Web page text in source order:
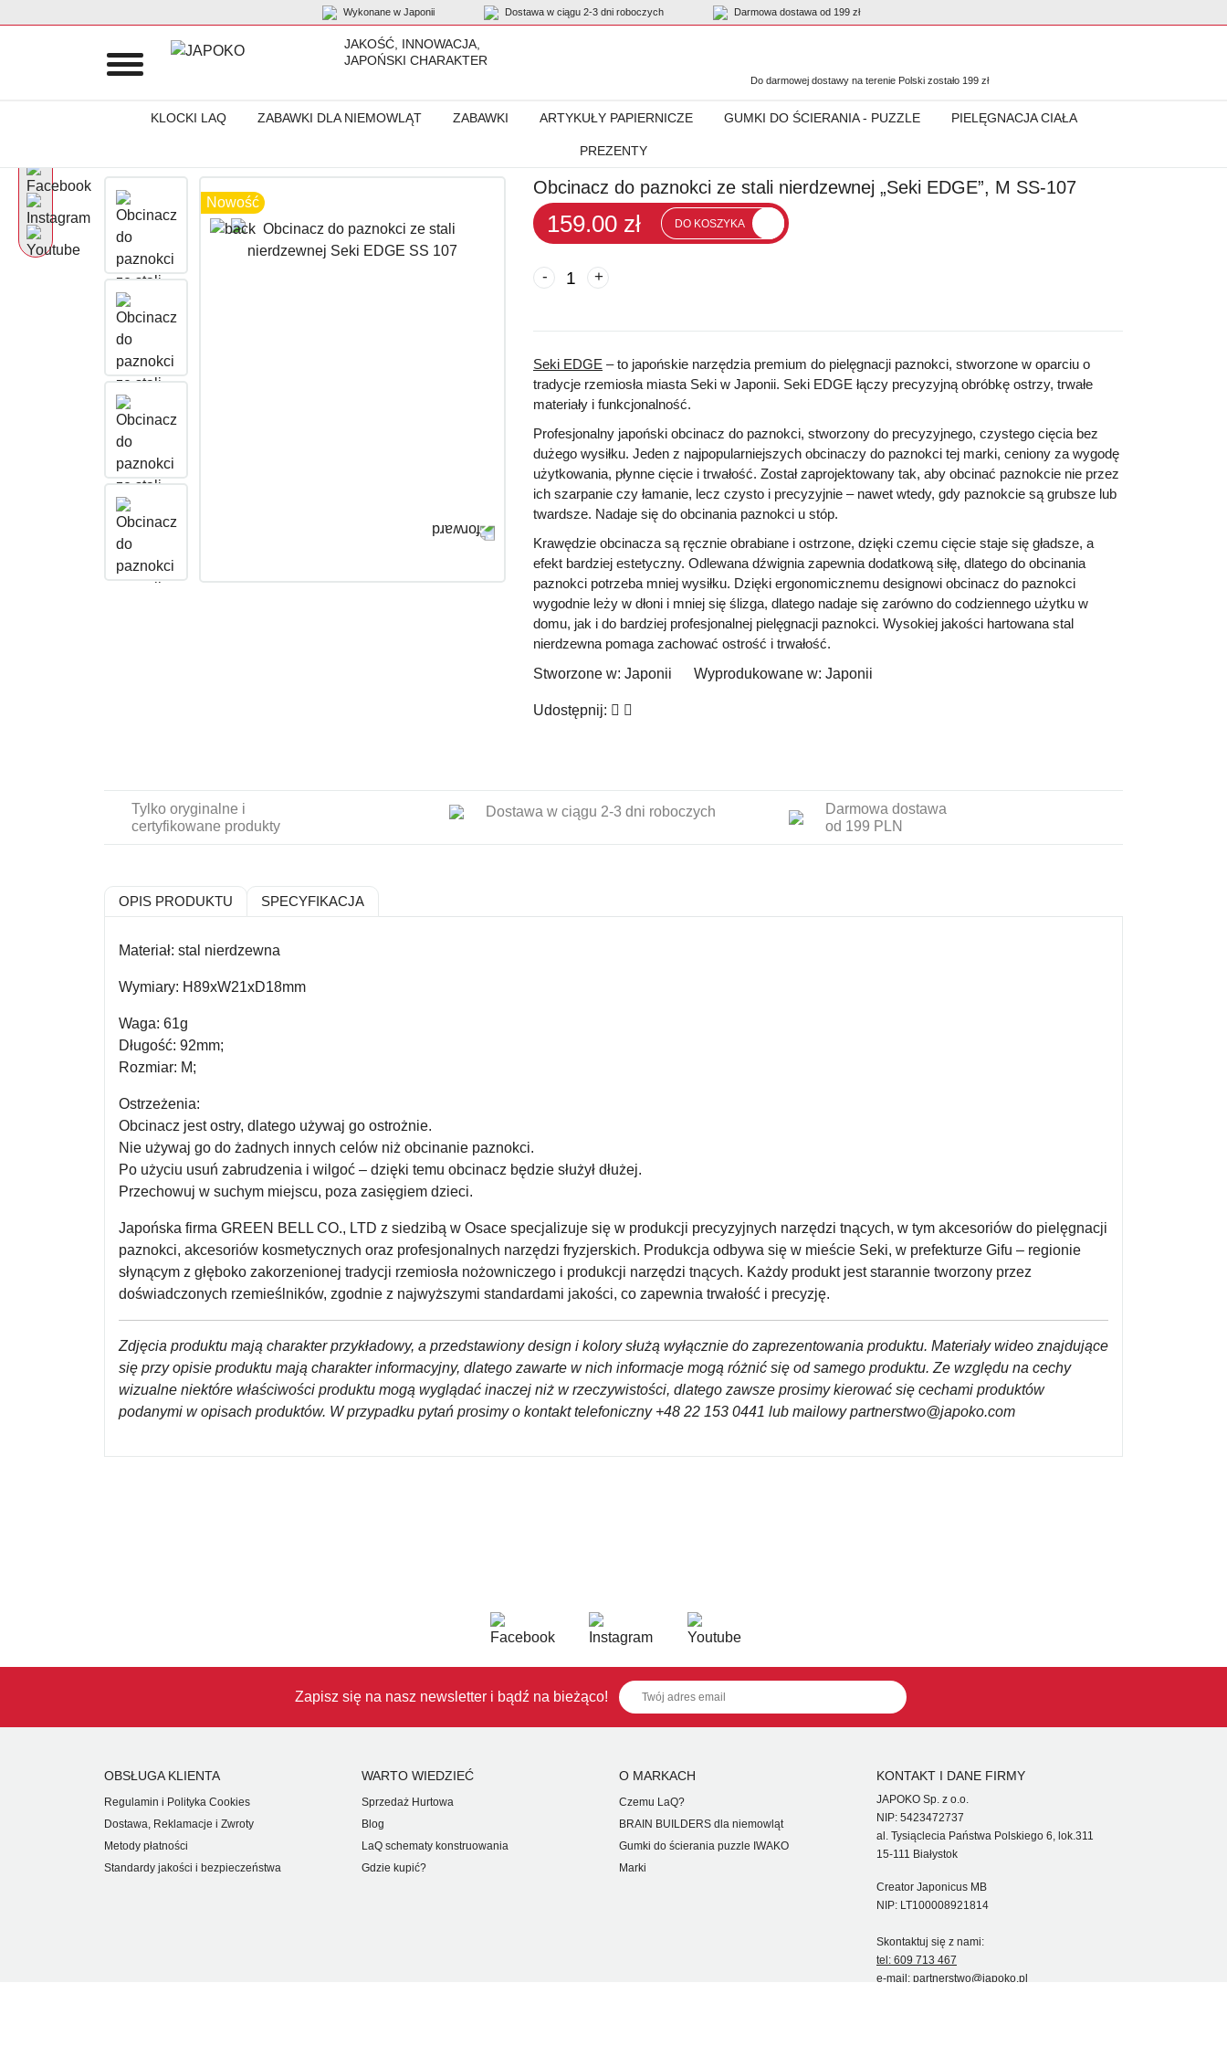
Wykonane w Japonii Dostawa w ciągu 2-3 dni roboczych Darmowa dostawa od 199 zł
JAKOŚĆ, INNOWACJA,
JAPOŃSKI CHARAKTER
Do darmowej dostawy na terenie Polski zostało 199 zł
KLOCKI LAQ ZABAWKI DLA NIEMOWLĄT ZABAWKI ARTYKUŁY PAPIERNICZE GUMKI DO ŚCIERANIA - PUZZLE PIELĘGNACJA CIAŁA
PREZENTY
Obcinacz do paznokci ze stali nierdzewnej „Seki EDGE”, M SS-107
Nowość
Obcinacz do paznokci ze stali nierdzewnej „Seki EDGE”, M SS-107
159.00 zł DO KOSZYKA
- +
Seki EDGE – to japońskie narzędzia premium do pielęgnacji paznokci, stworzone w oparciu o
tradycje rzemiosła miasta Seki w Japonii. Seki EDGE łączy precyzyjną obróbkę ostrzy, trwałe
materiały i funkcjonalność.
Profesjonalny japoński obcinacz do paznokci, stworzony do precyzyjnego, czystego cięcia bez
dużego wysiłku. Jeden z najpopularniejszych obcinaczy do paznokci tej marki, ceniony za wygodę
użytkowania, płynne cięcie i trwałość. Został zaprojektowany tak, aby obcinać paznokcie nie przez
ich szarpanie czy łamanie, lecz czysto i precyzyjnie – nawet wtedy, gdy paznokcie są grubsze lub
twardsze. Nadaje się do obcinania paznokci u stóp.
Krawędzie obcinacza są ręcznie obrabiane i ostrzone, dzięki czemu cięcie staje się gładsze, a
efekt bardziej estetyczny. Odlewana dźwignia zapewnia dodatkową siłę, dlatego do obcinania
paznokci potrzeba mniej wysiłku. Dzięki ergonomicznemu designowi obcinacz do paznokci
wygodnie leży w dłoni i mniej się ślizga, dlatego nadaje się zarówno do codziennego użytku w
domu, jak i do bardziej profesjonalnej pielęgnacji paznokci. Wysokiej jakości hartowana stal
nierdzewna pomaga zachować ostrość i trwałość.
Stworzone w: Japonii Wyprodukowane w: Japonii
Udostępnij:
Tylko oryginalne i
certyfikowane produkty
Dostawa w ciągu 2-3 dni roboczych
Darmowa dostawa
od 199 PLN
OPIS PRODUKTU SPECYFIKACJA
Materiał: stal nierdzewna
Wymiary: H89xW21xD18mm
Waga: 61g
Długość: 92mm;
Rozmiar: M;
Ostrzeżenia:
Obcinacz jest ostry, dlatego używaj go ostrożnie.
Nie używaj go do żadnych innych celów niż obcinanie paznokci.
Po użyciu usuń zabrudzenia i wilgoć – dzięki temu obcinacz będzie służył dłużej.
Przechowuj w suchym miejscu, poza zasięgiem dzieci.
Japońska firma GREEN BELL CO., LTD z siedzibą w Osace specjalizuje się w produkcji precyzyjnych narzędzi tnących, w tym akcesoriów do pielęgnacji
paznokci, akcesoriów kosmetycznych oraz profesjonalnych narzędzi fryzjerskich. Produkcja odbywa się w mieście Seki, w prefekturze Gifu – regionie
słynącym z głęboko zakorzenionej tradycji rzemiosła nożowniczego i produkcji narzędzi tnących. Każdy produkt jest starannie tworzony przez
doświadczonych rzemieślników, zgodnie z najwyższymi standardami jakości, co zapewnia trwałość i precyzję.
Zdjęcia produktu mają charakter przykładowy, a przedstawiony design i kolory służą wyłącznie do zaprezentowania produktu. Materiały wideo znajdujące
się przy opisie produktu mają charakter informacyjny, dlatego zawarte w nich informacje mogą różnić się od samego produktu. Ze względu na cechy
wizualne niektóre właściwości produktu mogą wyglądać inaczej niż w rzeczywistości, dlatego zawsze prosimy kierować się cechami produktów
podanymi w opisach produktów. W przypadku pytań prosimy o kontakt telefoniczny +48 22 153 0441 lub mailowy partnerstwo@japoko.com
Zapisz się na nasz newsletter i bądź na bieżąco!
OBSŁUGA KLIENTA
Regulamin i Polityka Cookies
Dostawa, Reklamacje i Zwroty
Metody płatności
Standardy jakości i bezpieczeństwa
WARTO WIEDZIEĆ
Sprzedaż Hurtowa
Blog
LaQ schematy konstruowania
Gdzie kupić?
O MARKACH
Czemu LaQ?
BRAIN BUILDERS dla niemowląt
Gumki do ścierania puzzle IWAKO
Marki
KONTAKT I DANE FIRMY
JAPOKO Sp. z o.o.
NIP: 5423472737
al. Tysiąclecia Państwa Polskiego 6, lok.311
15-111 Białystok
Creator Japonicus MB
NIP: LT100008921814
Skontaktuj się z nami:
tel: 609 713 467
e-mail: partnerstwo@japoko.pl